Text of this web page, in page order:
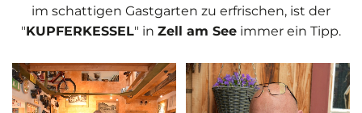
im schattigen Gastgarten zu erfrischen, ist der
"KUPFERKESSEL" in Zell am See immer ein Tipp.